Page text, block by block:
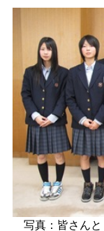
写真：皆さんと